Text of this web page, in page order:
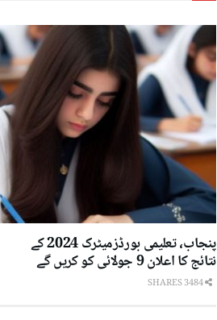
پنجاب، تعلیمی بورڈزمیٹرک 2024 کے
نتائج کا اعلان 9 جولائی کو کریں گے